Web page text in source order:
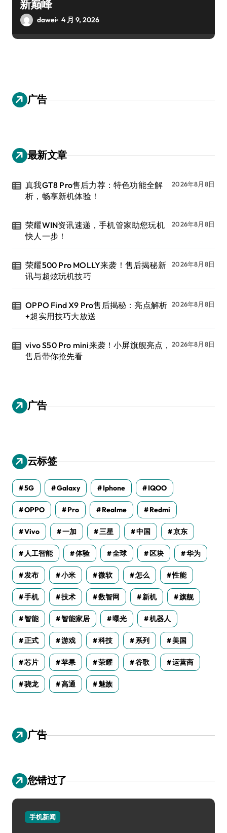
新巅峰
dawei 4 月 9, 2026
广告
最新文章
真我GT8 Pro售后力荐：特色功能全解
析，畅享新机体验！
2026年8月8日
荣耀WIN资讯速递，手机管家助您玩机
快人一步！
2026年8月8日
荣耀500 Pro MOLLY来袭！售后揭秘新
讯与超炫玩机技巧
2026年8月8日
OPPO Find X9 Pro售后揭秘：亮点解析
+超实用技巧大放送
2026年8月8日
vivo S50 Pro mini来袭！小屏旗舰亮点，
售后带你抢先看
2026年8月8日
广告
云标签
5G Galaxy Iphone IQOO
OPPO Pro Realme Redmi
Vivo 一加 三星 中国 京东
人工智能 体验 全球 区块 华为
发布 小米 微软 怎么 性能
手机 技术 数智网 新机 旗舰
智能 智能家居 曝光 机器人
正式 游戏 科技 系列 美国
芯片 苹果 荣耀 谷歌 运营商
骁龙 高通 魅族
广告
您错过了
手机新闻